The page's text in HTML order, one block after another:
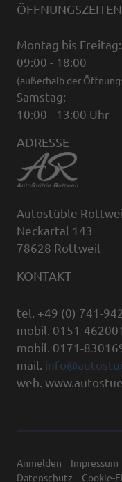
ÖFFNUNGSZEITEN
Montag bis Freitag:
09:00 - 18:00
(außerhalb der
Samstag:
10:00 - 13:00 Uhr
ADRESSE
Autostüble
Neckartal 143
78628 Rottweil
KONTAKT
tel. +49 (0) 741-
mobil. 0151-
mobil. 0171-
mail.
web.
Anmelden Impressum
Datenschutz
Cookie-